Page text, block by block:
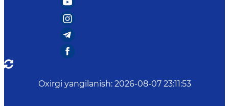
Oxirgi yangilanish: 2026-08-07 23:11:53